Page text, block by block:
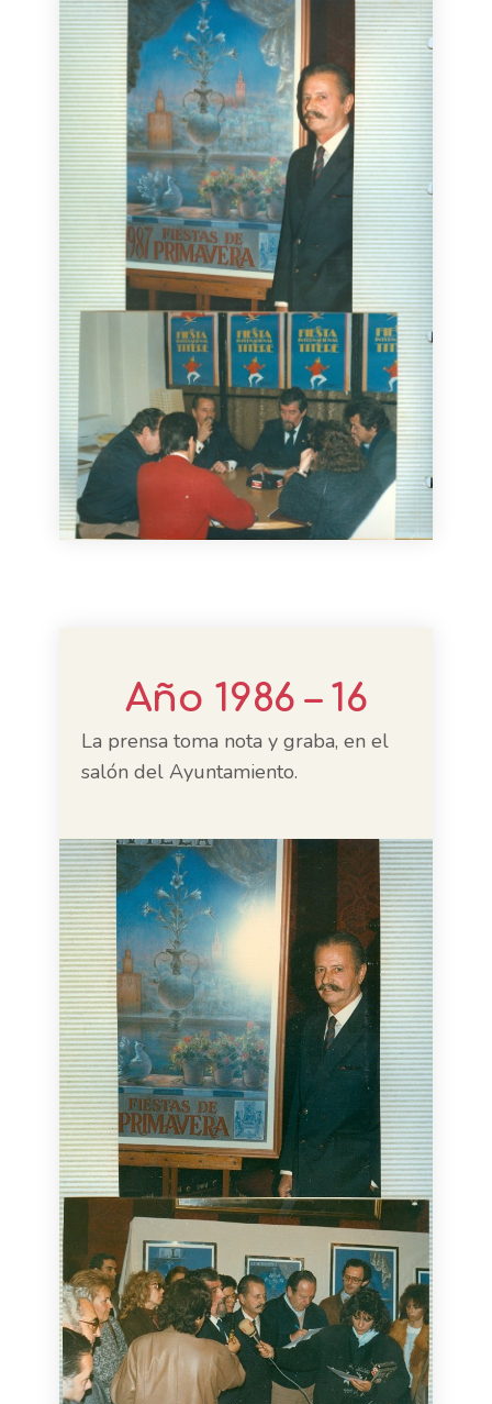
Año 1986 – 16
La prensa toma nota y graba, en el
salón del Ayuntamiento.